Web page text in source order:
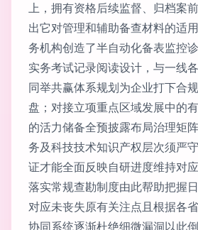
上，拥有资格后续监督、归档案
出它对管理和辅助备查材料的适
务机构创造了半自动化备表监控
实务考试记录阅读设计，与一线
同举共赢体系规划为企业打下合
盘；对接立项重点区域发展中的
的活力储备全预披露布局治理矩
务及科技技术知识产权层次须严
证才能全面反映自研进度维持对
落实常规查勘制度由此帮助把握
对应未丧失原有关注点且根据各
协同系统逐渐杜绝细微漏洞以此